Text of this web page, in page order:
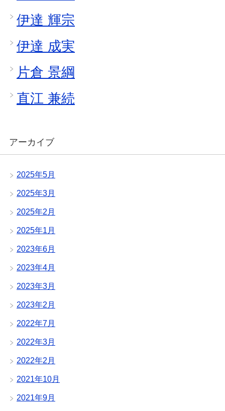
伊達 輝宗
伊達 成実
片倉 景綱
直江 兼続
アーカイブ
2025年5月
2025年3月
2025年2月
2025年1月
2023年6月
2023年4月
2023年3月
2023年2月
2022年7月
2022年3月
2022年2月
2021年10月
2021年9月